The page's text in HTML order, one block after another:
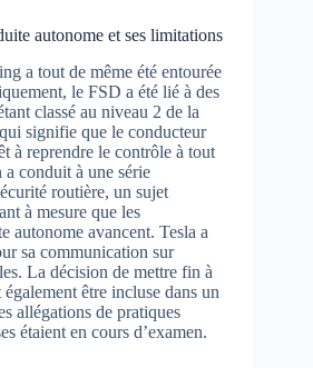
autonome et ses limitations
a tout de même été entourée
le FSD a été lié à des
classé au niveau 2 de la
signifie que le conducteur
à reprendre le contrôle à tout
conduit à une série
routière, un sujet
à mesure que les
autonome avancent. Tesla a
sa communication sur
La décision de mettre fin à
être incluse dans un
allégations de pratiques
étaient en cours d’examen.